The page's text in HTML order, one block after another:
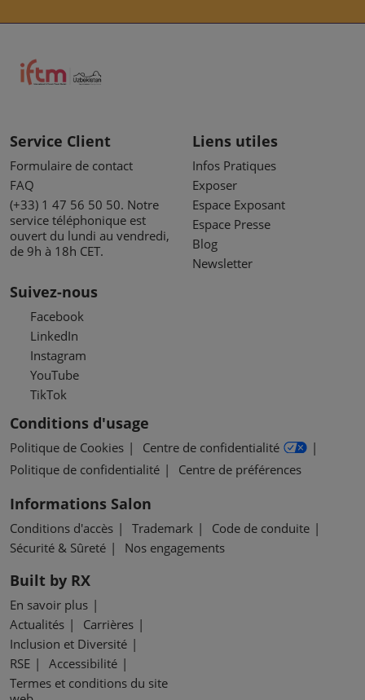
Service Client
Formulaire de contact
FAQ
(+33) 1 47 56 50 50. Notre
service téléphonique est
ouvert du lundi au vendredi,
de 9h à 18h CET.
Liens utiles
Infos Pratiques
Exposer
Espace Exposant
Espace Presse
Blog
Newsletter
Suivez-nous
Facebook
LinkedIn
Instagram
YouTube
TikTok
Conditions d'usage
Politique de Cookies
Centre de confidentialité
Politique de confidentialité
Centre de préférences
Informations Salon
Conditions d'accès Trademark
Code de conduite
Sécurité & Sûreté
Nos engagements
Built by RX
En savoir plus
Actualités
Carrières
Inclusion et Diversité
RSE
Accessibilité
Termes et conditions du site